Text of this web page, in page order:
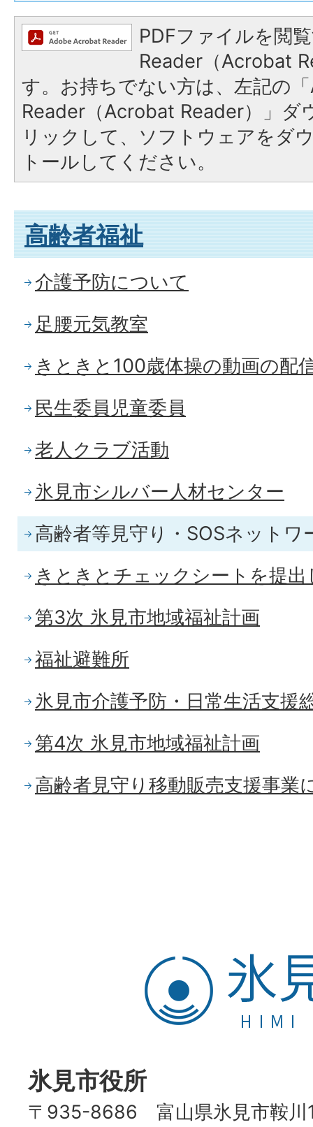
PDFファイルを閲
Reader（Acrobat
す。お持ちでない方は、左記の
Reader（Acrobat Reader）」ダ
リックして、ソフトウェアをダ
トールしてください。
高齢者福祉
介護予防について
足腰元気教室
きときと100歳体操の動画の配
民生委員児童委員
老人クラブ活動
氷見市シルバー人材センター
高齢者等見守り・SOSネットワ
きときとチェックシートを提
第3次 氷見市地域福祉計画
福祉避難所
氷見市介護予防・日常生活支援
第4次 氷見市地域福祉計画
高齢者見守り移動販売支援事業
氷
見
市
氷見市役所
〒935-8686 富山県氷見市鞍川